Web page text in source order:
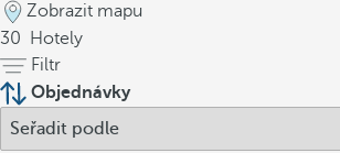
Zobrazit mapu
30
Hotely
Filtr
Objednávky